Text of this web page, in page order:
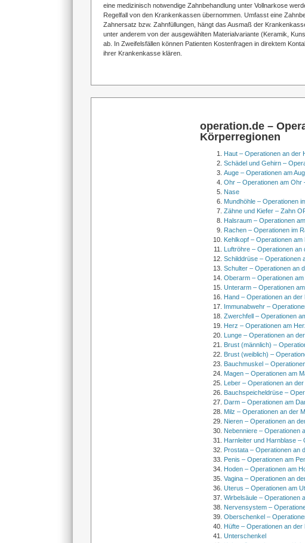
eine medizinisch notwendige Zahnbehandlung unter Vollnarkose
Regelfall von den Krankenkassen übernommen. Umfasst eine
Zahnersatz bzw. Zahnfüllungen, hängt das Ausmaß der
unter anderem von der ausgewählten Materialvariante (Keramik,
ab. In Zweifelsfällen können Patienten Kostenfragen in direktem
ihrer Krankenkasse klären.
operation.de –
Körperregionen
Haut – Operationen an der
Schädel und Gehirn –
Auge – Operationen am
Ohr – Operationen am Ohr
Nase
Mundhöhle – Operationen
Zähne und Kiefer – Zahn
Halsraum – Operationen
Rachen – Operationen im
Kehlkopf – Operationen am
Luftröhre – Operationen an
Schilddrüse – Operationen
Schulter – Operationen an
Oberarm – Operationen
Unterarm – Operationen
Hand – Operationen an der
Immunabwehr –
Zwerchfell – Operationen
Herz – Operationen am
Lunge – Operationen an
Brust (männlich) –
Brust (weiblich) –
Bauchmuskel –
Magen – Operationen am
Leber – Operationen an
Bauchspeicheldrüse –
Darm – Operationen am
Milz – Operationen an der
Nieren – Operationen an
Nebenniere – Operationen
Harnleiter und Harnblase –
Prostata – Operationen an
Penis – Operationen am
Hoden – Operationen am
Vagina – Operationen an
Uterus – Operationen am
Wirbelsäule – Operationen
Nervensystem –
Oberschenkel –
Hüfte – Operationen an der
Unterschenkel